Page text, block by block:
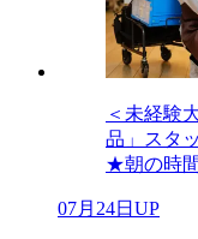
＜未経験
品」スタ
★朝の時
07月24日UP